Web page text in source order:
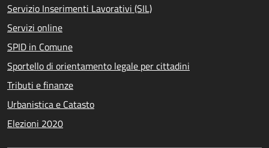
Servizio Inserimenti Lavorativi (SIL)
Servizi online
SPID in Comune
Sportello di orientamento legale per cittadini
Tributi e finanze
Urbanistica e Catasto
Elezioni 2020